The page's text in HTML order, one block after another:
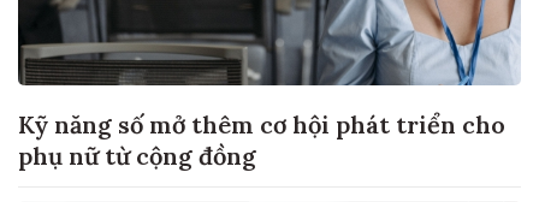
Kỹ năng số mở thêm cơ hội phát triển cho
phụ nữ từ cộng đồng